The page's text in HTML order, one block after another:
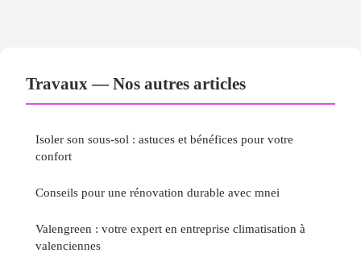
Travaux — Nos autres articles
Isoler son sous-sol : astuces et bénéfices pour votre
confort
Conseils pour une rénovation durable avec mnei
Valengreen : votre expert en entreprise climatisation à
valenciennes